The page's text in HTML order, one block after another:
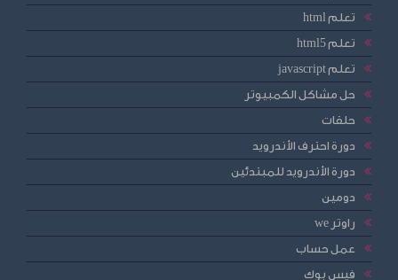
تعلم html
تعلم html5
تعلم javascript
حل مشاكل الكمبيوتر
حلقات
دورة احترف الأندرويد
دورة الأندرويد للمبتدئين
دومين
راوتر we
عمل حساب
فيس بوك